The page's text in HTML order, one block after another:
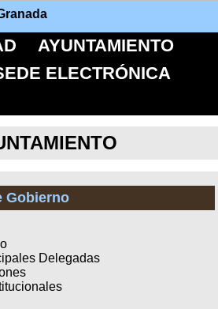
AYUNTAMIENTO
ELECTRÓNICA
Gobierno
Delegadas